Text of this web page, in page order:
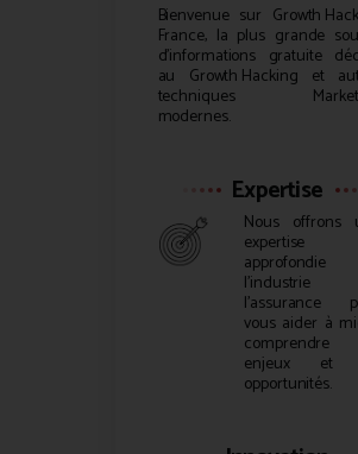
Bienvenue sur Growth
France, la plus grande
d’informations gratuite
au Growth Hacking et
techniques
modernes.
Expertise
Nous offrons
expertise
approfondie
l’industrie
l’assurance
vous aider à
comprendre
enjeux et
opportunités.